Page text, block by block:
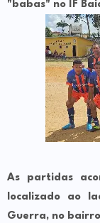
"babas" no IF
As partidas
localizado ao
Guerra, no